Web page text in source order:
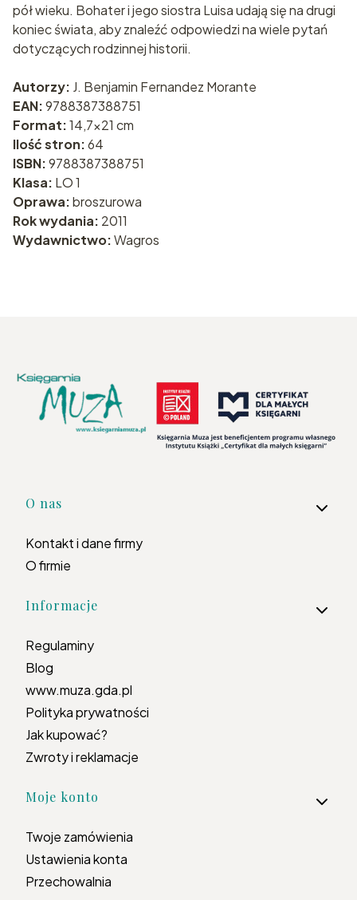
pół wieku. Bohater i jego siostra Luisa udają się na drugi
koniec świata, aby znaleźć odpowiedzi na wiele pytań
dotyczących rodzinnej historii.
Autorzy: J. Benjamin Fernandez Morante
EAN:9788387388751
Format:14,7x21 cm
Ilość stron:64
ISBN:9788387388751
Klasa: LO 1
Oprawa:broszurowa
Rok wydania: 2011
Wydawnictwo:Wagros
Linki w stopce
O nas
Kontakt i dane firmy
O firmie
Informacje
Regulaminy
Blog
www.muza.gda.pl
Polityka prywatności
Jak kupować?
Zwroty i reklamacje
Moje konto
Twoje zamówienia
Ustawienia konta
Przechowalnia